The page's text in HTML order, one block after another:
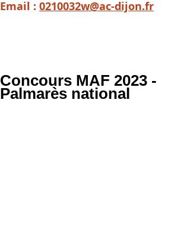
Email : 0210032w@ac-dijon.fr
Concours MAF 2023 -
Palmarès national